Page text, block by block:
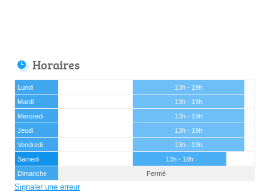
Horaires
Lundi
13h - 19h
Mardi
13h - 19h
Mercredi
13h - 19h
Jeudi
13h - 19h
Vendredi
13h - 19h
Samedi
13h - 18h
Dimanche
Fermé
Signaler une erreur